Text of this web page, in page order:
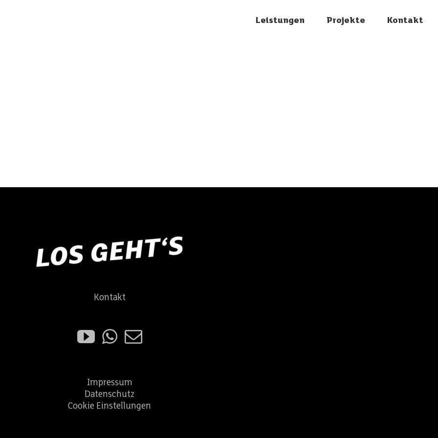
Leistungen Projekte Kontakt
Kontakt
Impressum
Datenschutz
Cookie Einstellungen